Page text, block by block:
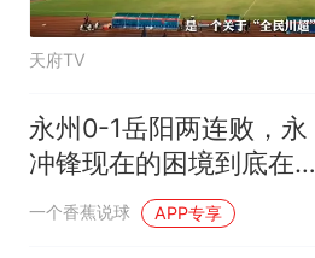
天府TV
永州0-1岳阳两连败，永
冲锋现在的困境到底在哪
里？
一个香蕉说球 APP专享